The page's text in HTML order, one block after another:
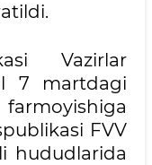
Vazirlar
7 martdagi
FVV
hududlarida